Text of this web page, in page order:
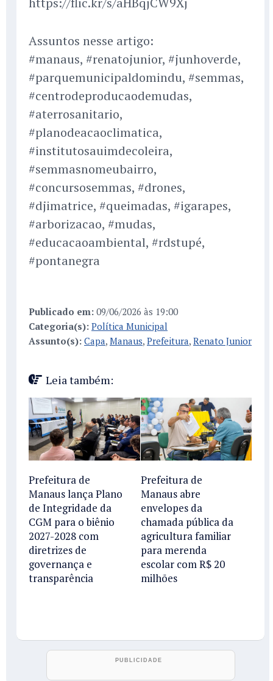
Assuntos nesse artigo:
#manaus, #renatojunior, #junhoverde,
#parquemunicipaldomindu, #semmas,
#centrodeproducaodemudas,
#aterrosanitario,
#planodeacaoclimatica,
#institutosauimdecoleira,
#semmasnomeubairro,
#concursosemmas, #drones,
#djimatrice, #queimadas, #igarapes,
#arborizacao, #mudas,
#educacaoambiental, #rdstupé,
#pontanegra
Publicado em: 09/06/2026 às 19:00
Categoria(s): Política Municipal
Assunto(s): Capa, Manaus, Prefeitura, Renato Junior
Leia também:
Prefeitura de
Manaus lança Plano
de Integridade da
CGM para o biênio
2027-2028 com
diretrizes de
governança e
transparência
Prefeitura de
Manaus abre
envelopes da
chamada pública da
agricultura familiar
para merenda
escolar com R$ 20
milhões